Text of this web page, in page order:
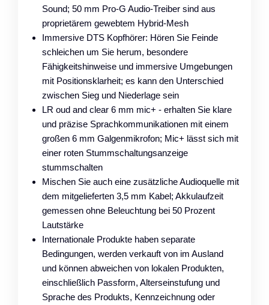
Sound; 50 mm Pro-G Audio-Treiber sind aus
proprietärem gewebtem Hybrid-Mesh
Immersive DTS Kopfhörer: Hören Sie Feinde
schleichen um Sie herum, besondere
Fähigkeitshinweise und immersive Umgebungen
mit Positionsklarheit; es kann den Unterschied
zwischen Sieg und Niederlage sein
LR oud and clear 6 mm mic+ - erhalten Sie klare
und präzise Sprachkommunikationen mit einem
großen 6 mm Galgenmikrofon; Mic+ lässt sich mit
einer roten Stummschaltungsanzeige
stummschalten
Mischen Sie auch eine zusätzliche Audioquelle mit
dem mitgelieferten 3,5 mm Kabel; Akkulaufzeit
gemessen ohne Beleuchtung bei 50 Prozent
Lautstärke
Internationale Produkte haben separate
Bedingungen, werden verkauft von im Ausland
und können abweichen von lokalen Produkten,
einschließlich Passform, Alterseinstufung und
Sprache des Produkts, Kennzeichnung oder